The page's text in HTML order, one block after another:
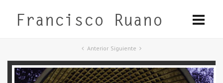
Anterior Siguiente